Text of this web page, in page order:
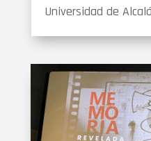
Universidad de